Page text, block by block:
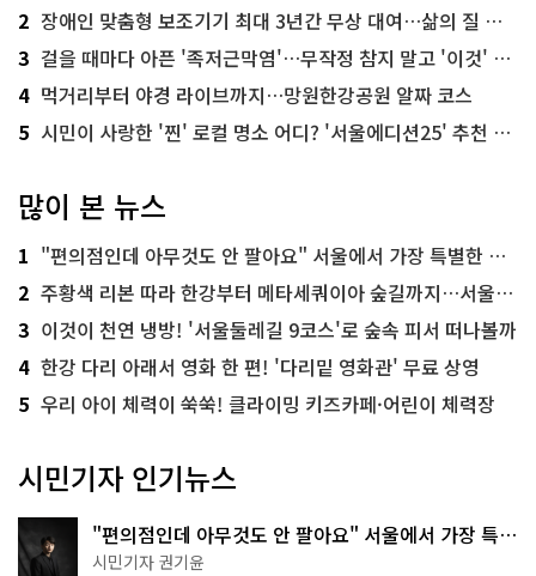
2 장애인 맞춤형 보조기기 최대 3년간 무상 대여…삶의 질 높인다
3 걸을 때마다 아픈 '족저근막염'…무작정 참지 말고 '이것' 해보세요!
4 먹거리부터 야경 라이브까지…망원한강공원 알짜 코스
5 시민이 사랑한 '찐' 로컬 명소 어디? '서울에디션25' 추천 코스
많이 본 뉴스
1 "편의점인데 아무것도 안 팔아요" 서울에서 가장 특별한 편의점의 정체
2 주황색 리본 따라 한강부터 메타세쿼이아 숲길까지…서울둘레길 15코스
3 이것이 천연 냉방! '서울둘레길 9코스'로 숲속 피서 떠나볼까
4 한강 다리 아래서 영화 한 편! '다리밑 영화관' 무료 상영
5 우리 아이 체력이 쑥쑥! 클라이밍 키즈카페·어린이 체력장
시민기자 인기뉴스
"편의점인데 아무것도 안 팔아요" 서울에서 가장 특별
한 편의점의 정체
시민기자 권기윤